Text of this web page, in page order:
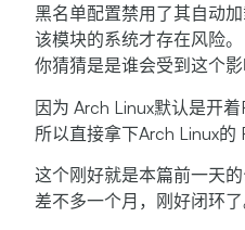
黑名单配置禁用了其自动
该模块的系统才存在风险。
你猜猜是是谁会受到这个影
因为 Arch Linux默认是开
所以直接拿下Arch Linux的
这个刚好就是本篇前一天
差不多一个月，刚好闭环了